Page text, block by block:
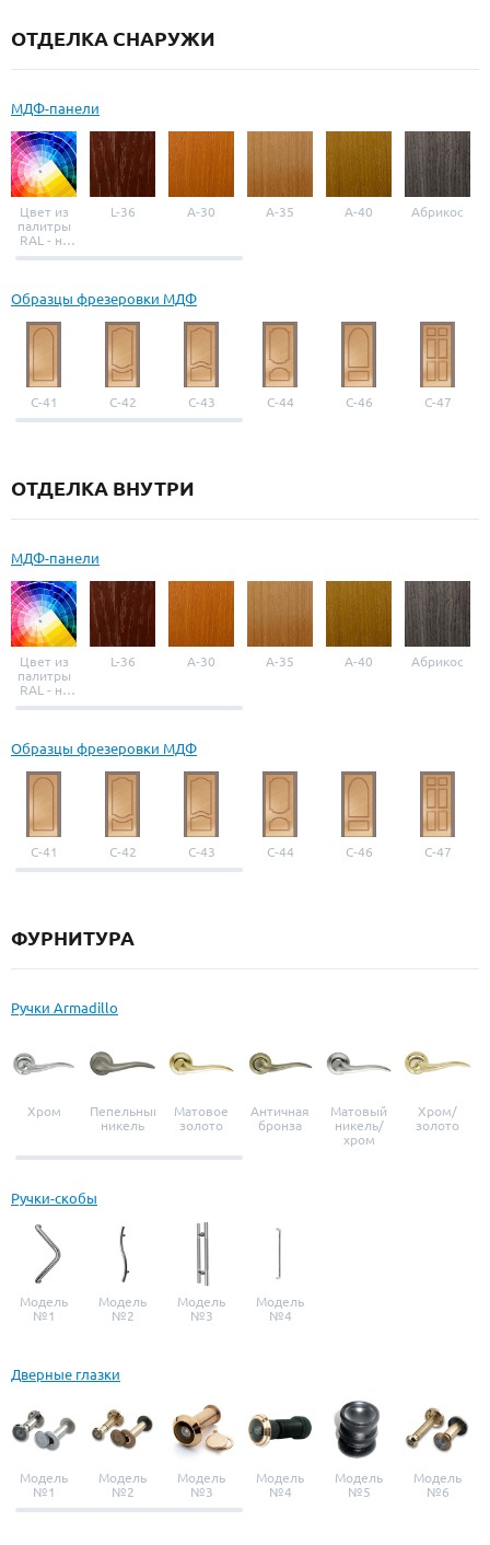
Резиновый уплотнитель
ОТДЕЛКА СНАРУЖИ
МДФ-панели
Цвет из
палитры
RAL - на
выбор
L-36 A-30 A-35 A-40 Абрикос
Образцы фрезеровки МДФ
С-41 С-42 С-43 С-44 С-46 С-47
ОТДЕЛКА ВНУТРИ
МДФ-панели
Цвет из
палитры
RAL - на
выбор
L-36 A-30 A-35 A-40 Абрикос
Образцы фрезеровки МДФ
С-41 С-42 С-43 С-44 С-46 С-47
ФУРНИТУРА
Ручки Armadillo
Хром
Пепельный
никель
Матовое
золото
Античная
бронза
Матовый
никель/
хром
Хром/
золото
Ручки-скобы
Модель
№1
Модель
№2
Модель
№3
Модель
№4
Дверные глазки
Модель
№1
Модель
№2
Модель
№3
Модель
№4
Модель
№5
Модель
№6